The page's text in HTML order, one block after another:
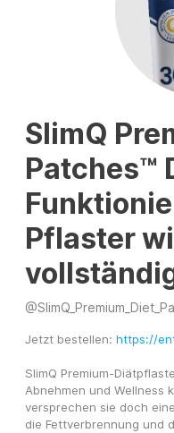
SlimQ
Patches™
Pflaster
@
Jetzt bestellen: https://
SlimQ Premium-
Abnehmen und Wellness
versprechen sie doch
die Fettverbrennung und